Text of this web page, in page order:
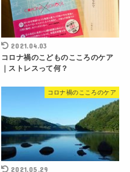
2021.04.03
コロナ禍のこどものこころのケア
｜ストレスって何？
コロナ禍のこころのケア
2021.05.29